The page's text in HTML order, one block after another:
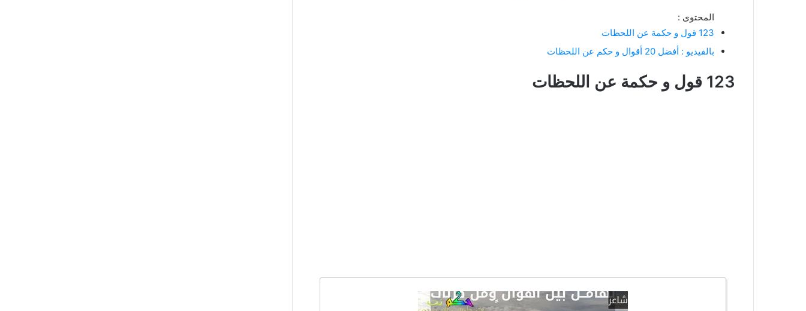
المحتوى :
123 قول و حكمة عن اللحظات
بالفيديو : أفضل 20 أقوال و حكم عن اللحظات
123 قول و حكمة عن اللحظات